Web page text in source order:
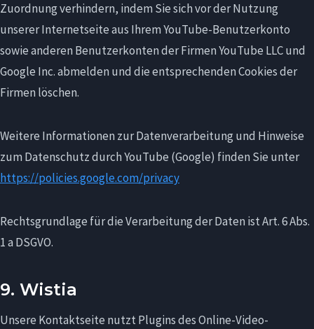
Zuordnung verhindern, indem Sie sich vor der Nutzung
unserer Internetseite aus Ihrem YouTube-Benutzerkonto
sowie anderen Benutzerkonten der Firmen YouTube LLC und
Google Inc. abmelden und die entsprechenden Cookies der
Firmen löschen.
Weitere Informationen zur Datenverarbeitung und Hinweise
zum Datenschutz durch YouTube (Google) finden Sie unter
https://policies.google.com/privacy
Rechtsgrundlage für die Verarbeitung der Daten ist Art. 6 Abs.
1 a DSGVO.
9. Wistia
Unsere Kontaktseite nutzt Plugins des Online-Video-